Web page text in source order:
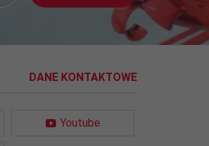
DANE KONTAKTOWE
Youtube